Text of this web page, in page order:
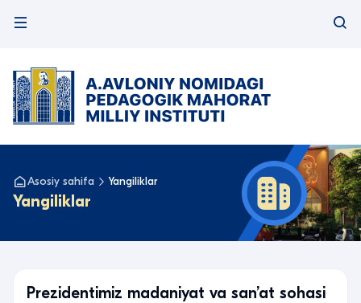
Asosiy sahifa Yangiliklar
Yangiliklar
Prezidentimiz madaniyat va san’at sohasi